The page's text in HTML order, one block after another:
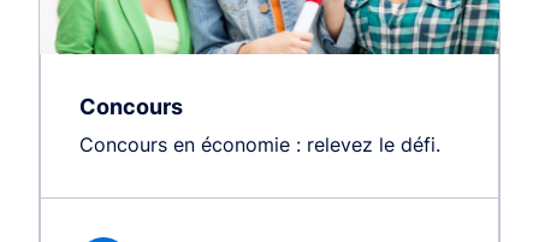
Concours
Concours en économie : relevez le défi.